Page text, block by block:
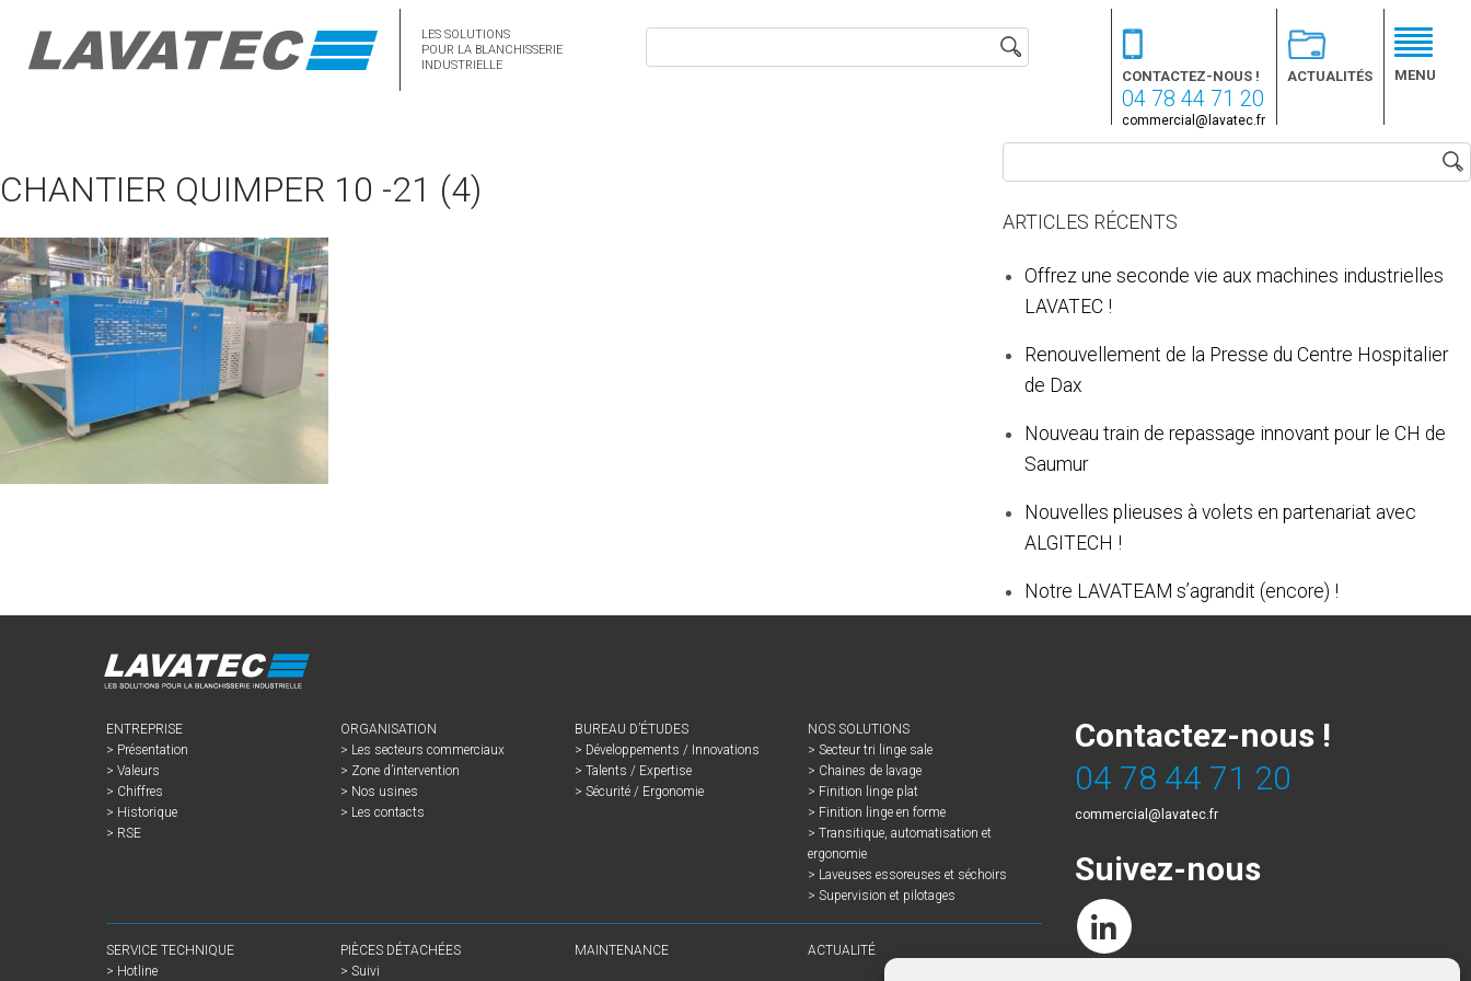
LES SOLUTIONS
POUR LA BLANCHISSERIE
INDUSTRIELLE
CONTACTEZ-NOUS !
04 78 44 71 20
commercial@lavatec.fr
ACTUALITÉS MENU
CHANTIER QUIMPER 10 -21 (4)
ARTICLES RÉCENTS
Offrez une seconde vie aux machines industrielles
LAVATEC !
Renouvellement de la Presse du Centre Hospitalier
de Dax
Nouveau train de repassage innovant pour le CH de
Saumur
Nouvelles plieuses à volets en partenariat avec
ALGITECH !
Notre LAVATEAM s’agrandit (encore) !
ENTREPRISE
Présentation
Valeurs
Chiffres
Historique
RSE
ORGANISATION
Les secteurs commerciaux
Zone d’intervention
Nos usines
Les contacts
BUREAU D’ÉTUDES
Développements / Innovations
Talents / Expertise
Sécurité / Ergonomie
NOS SOLUTIONS
Secteur tri linge sale
Chaines de lavage
Finition linge plat
Finition linge en forme
Transitique, automatisation et
ergonomie
Laveuses essoreuses et séchoirs
Supervision et pilotages
SERVICE TECHNIQUE
Hotline
PIÈCES DÉTACHÉES
Suivi
MAINTENANCE ACTUALITÉ
Contactez-nous !
04 78 44 71 20
commercial@lavatec.fr
Suivez-nous